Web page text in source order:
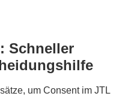
Schneller
um Consent im JTL